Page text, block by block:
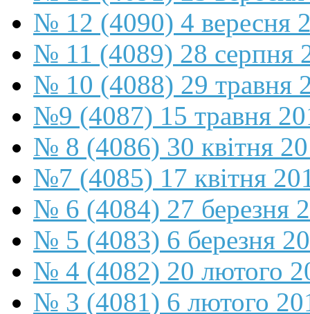
№ 12 (4090) 4 вересня
№ 11 (4089) 28 серпня
№ 10 (4088) 29 травня
№9 (4087) 15 травня
№ 8 (4086) 30 квітня
№7 (4085) 17 квітня
№ 6 (4084) 27 березня
№ 5 (4083) 6 березня
№ 4 (4082) 20 лютого
№ 3 (4081) 6 лютого